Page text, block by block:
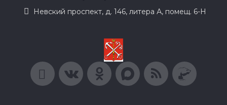
Невский проспект, д. 146, литера А, помещ. 6-Н